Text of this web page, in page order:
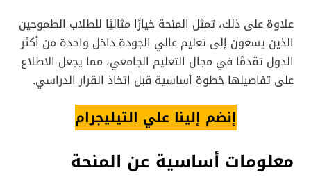
علاوة على ذلك، تمثل المنحة خيارًا مثاليًا للطلاب الطموحين
الذين يسعون إلى تعليم عالي الجودة داخل واحدة من أكثر
الدول تقدمًا في مجال التعليم الجامعي، مما يجعل الاطلاع
على تفاصيلها خطوة أساسية قبل اتخاذ القرار الدراسي.
إنضم إلينا علي التيليجرام
معلومات أساسية عن المنحة